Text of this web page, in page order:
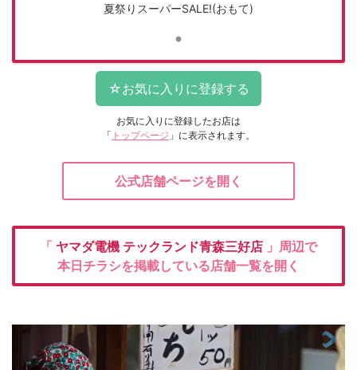
夏祭りスーパーSALE!(おもて)
お気に入りに登録したお店は
「 トップページ 」に表示されます。
公式店舗ページを開く
「 ヤマダ電機 テックランド青森三好店 」周辺で
本日チラシを掲載している店舗一覧を開く